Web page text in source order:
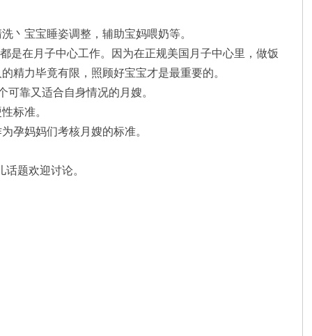
丶宝宝睡姿调整，辅助宝妈喂奶等。
是在月子中心工作。因为在正规美国月子中心里，做饭
精力毕竟有限，照顾好宝宝才是最重要的。
可靠又适合自身情况的月嫂。
标准。
孕妈妈们考核月嫂的标准。
题欢迎讨论。